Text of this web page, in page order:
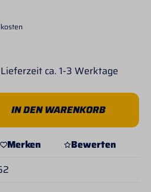
von 5 Sternen
ca. 1-3 Werktage
den gewünschten
IN DEN WARENKORB
Merken
Bewerten